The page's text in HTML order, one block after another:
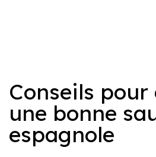
Conseils
une bonne
espagnole